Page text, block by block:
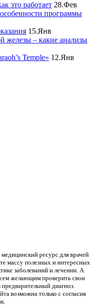
это работает 28.Фев
программы
15.Янв
железы – какие анализы
Temple» 12.Янв
ресурс для врачей
массу полезных и интересных
заболеваний и лечении. А
желающим проверить свои
диагноз.
возможна только с согласия